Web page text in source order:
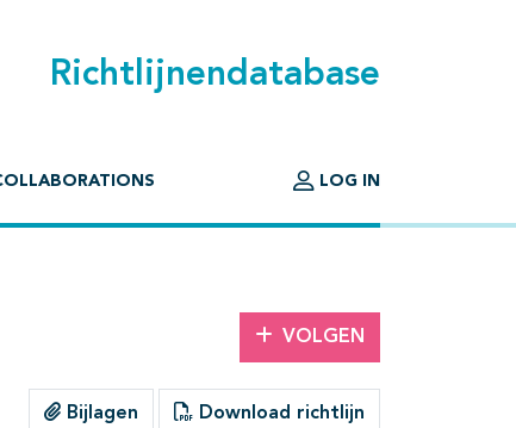
Richtlijnendatabase
LOG IN
VOLGEN
Bijlagen Download richtlijn